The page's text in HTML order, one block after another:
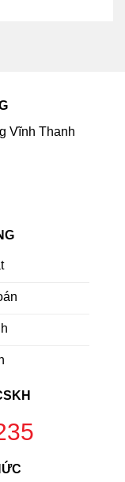
Vĩnh Thanh